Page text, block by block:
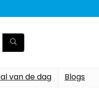
van de dag Blogs